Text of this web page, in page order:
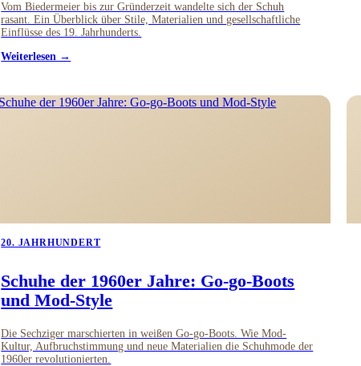
Vom Biedermeier bis zur Gründerzeit wandelte sich der Schuh
rasant. Ein Überblick über Stile, Materialien und gesellschaftliche
Einflüsse des 19. Jahrhunderts.
Weiterlesen →
20. JAHRHUNDERT
Schuhe der 1960er Jahre: Go-go-Boots
und Mod-Style
Die Sechziger marschierten in weißen Go-go-Boots. Wie Mod-
Kultur, Aufbruchstimmung und neue Materialien die Schuhmode der
1960er revolutionierten.